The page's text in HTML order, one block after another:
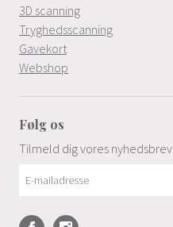
3D scanning
Tryghedsscanning
Gavekort
Webshop
Følg os
Tilmeld dig vores nyhedsbrev